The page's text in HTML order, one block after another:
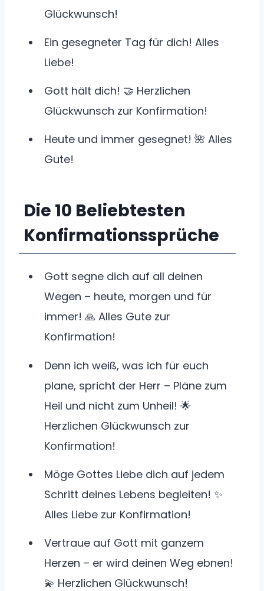
Glückwunsch!
Ein gesegneter Tag für dich! Alles
Liebe!
Gott hält dich! 🤝 Herzlichen
Glückwunsch zur Konfirmation!
Heute und immer gesegnet! 🌺 Alles
Gute!
Die 10 Beliebtesten
Konfirmationssprüche
Gott segne dich auf all deinen
Wegen – heute, morgen und für
immer! 🙏 Alles Gute zur
Konfirmation!
Denn ich weiß, was ich für euch
plane, spricht der Herr – Pläne zum
Heil und nicht zum Unheil! 🌟
Herzlichen Glückwunsch zur
Konfirmation!
Möge Gottes Liebe dich auf jedem
Schritt deines Lebens begleiten! ✨
Alles Liebe zur Konfirmation!
Vertraue auf Gott mit ganzem
Herzen – er wird deinen Weg ebnen!
💫 Herzlichen Glückwunsch!